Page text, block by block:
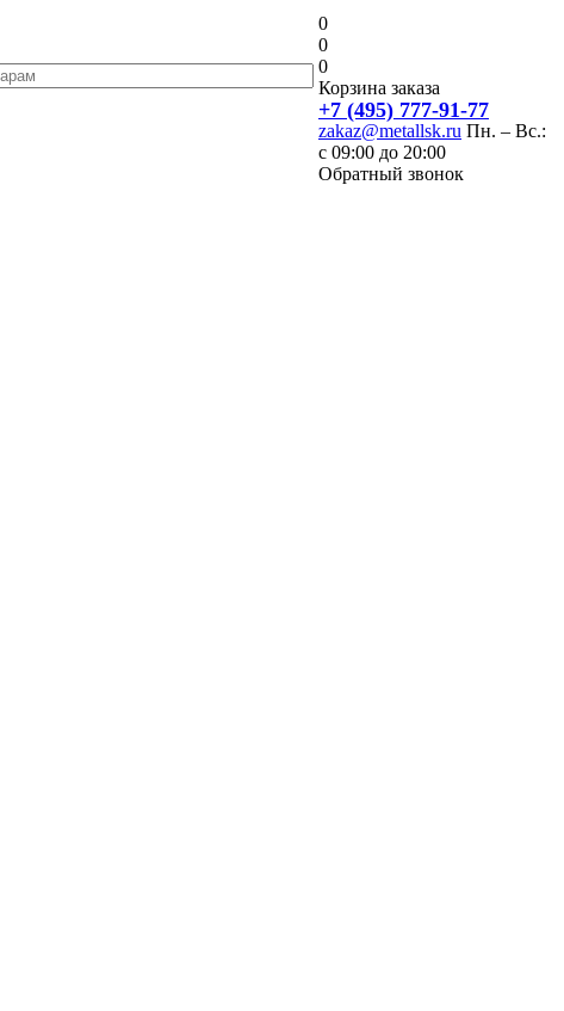
0
0
0
Корзина заказа
+7 (495) 777-91-77
zakaz@metallsk.ru Пн. – Вс.:
с 09:00 до 20:00
Обратный звонок